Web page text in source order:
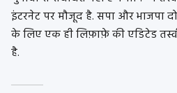
इंटरनेट पर मौजूद है. सपा और भाजपा
के लिए एक ही लिफ़ाफ़े की एडिटेड
है.